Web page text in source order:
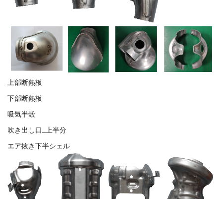
上部断熱板
下部断熱板
吸気半殻
吹き出し口_上半分
エア抜き下半シェル